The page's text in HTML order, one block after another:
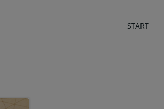
START